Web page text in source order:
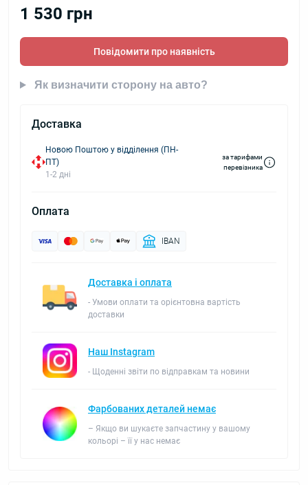
1 530 грн
Повідомити про наявність
Як визначити сторону на авто?
Доставка
Новою Поштою у відділення (ПН-
ПТ)
1-2 дні
за тарифами
перевізника
Оплата
IBAN
Доставка і оплата
- Умови оплати та орієнтовна вартість
доставки
Наш Instagram
- Щоденні звіти по відправкам та новини
Фарбованих деталей немає
– Якщо ви шукаєте запчастину у вашому
кольорі – її у нас немає